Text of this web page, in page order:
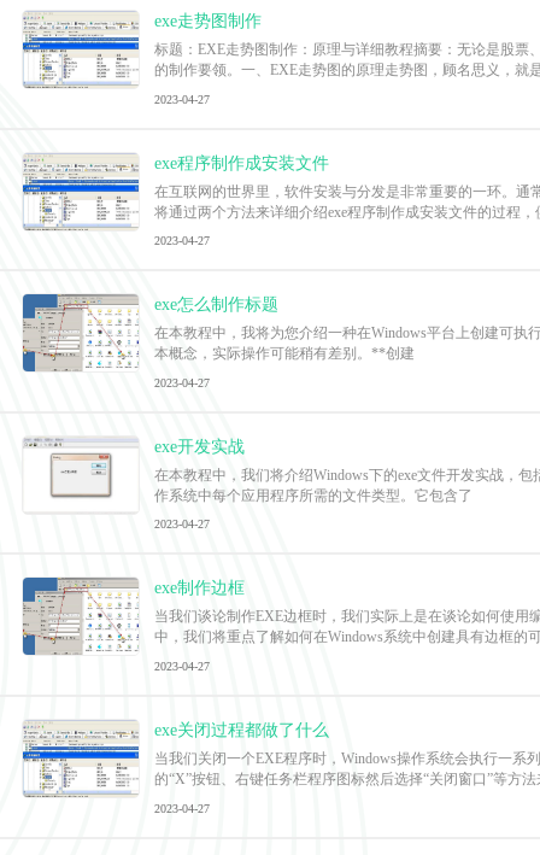
exe走势图制作
标题：EXE走势图制作：原理与详细教程摘要：无论是股
的制作要领。一、EXE走势图的原理走势图，顾名思义，就
2023-04-27
exe程序制作成安装文件
在互联网的世界里，软件安装与分发是非常重要的一环。
将通过两个方法来详细介绍exe程序制作成安装文件的过程
2023-04-27
exe怎么制作标题
在本教程中，我将为您介绍一种在Windows平台上创建可执
本概念，实际操作可能稍有差别。**创建
2023-04-27
exe开发实战
在本教程中，我们将介绍Windows下的exe文件开发实战，
作系统中每个应用程序所需的文件类型。它包含了
2023-04-27
exe制作边框
当我们谈论制作EXE边框时，我们实际上是在谈论如何使
中，我们将重点了解如何在Windows系统中创建具有边框的
2023-04-27
exe关闭过程都做了什么
当我们关闭一个EXE程序时，Windows操作系统会执行一
的“X”按钮、右键任务栏程序图标然后选择“关闭窗口”等方
2023-04-27